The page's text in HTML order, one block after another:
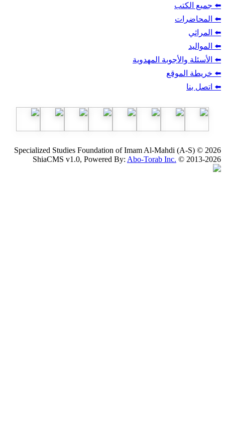
المهدوية
Specialized Studies Foundation of Imam Al-
ShiaCMS v1.0, Powered By:Abo-Torab Inc.